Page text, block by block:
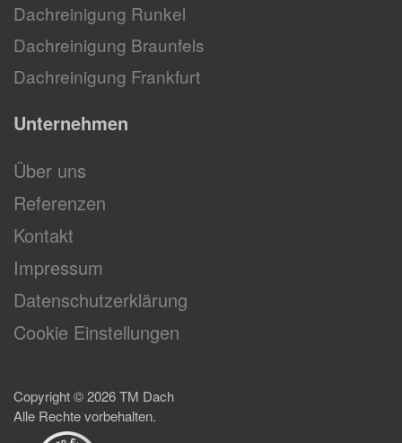
Dachreinigung Runkel
Dachreinigung Braunfels
Dachreinigung Frankfurt
Unternehmen
Über uns
Referenzen
Kontakt
Impressum
Datenschutzerklärung
Cookie Einstellungen
Copyright ©2026TM Dach
Alle Rechte vorbehalten.